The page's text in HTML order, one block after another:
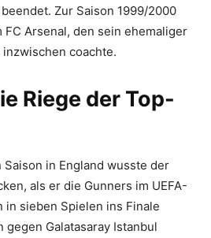
Zur Saison 1999/2000
Arsenal, den sein ehemaliger
coachte.
Riege der Top-
in England wusste der
als er die Gunners im UEFA-
in sieben Spielen ins Finale
Galatasaray Istanbul